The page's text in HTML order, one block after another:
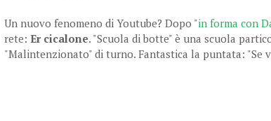
Un nuovo fenomeno di Youtube? Dopo "in forma con
rete: Er cicalone. "Scuola di botte" è una scuola
"Malintenzionato" di turno. Fantastica la puntata: "Se